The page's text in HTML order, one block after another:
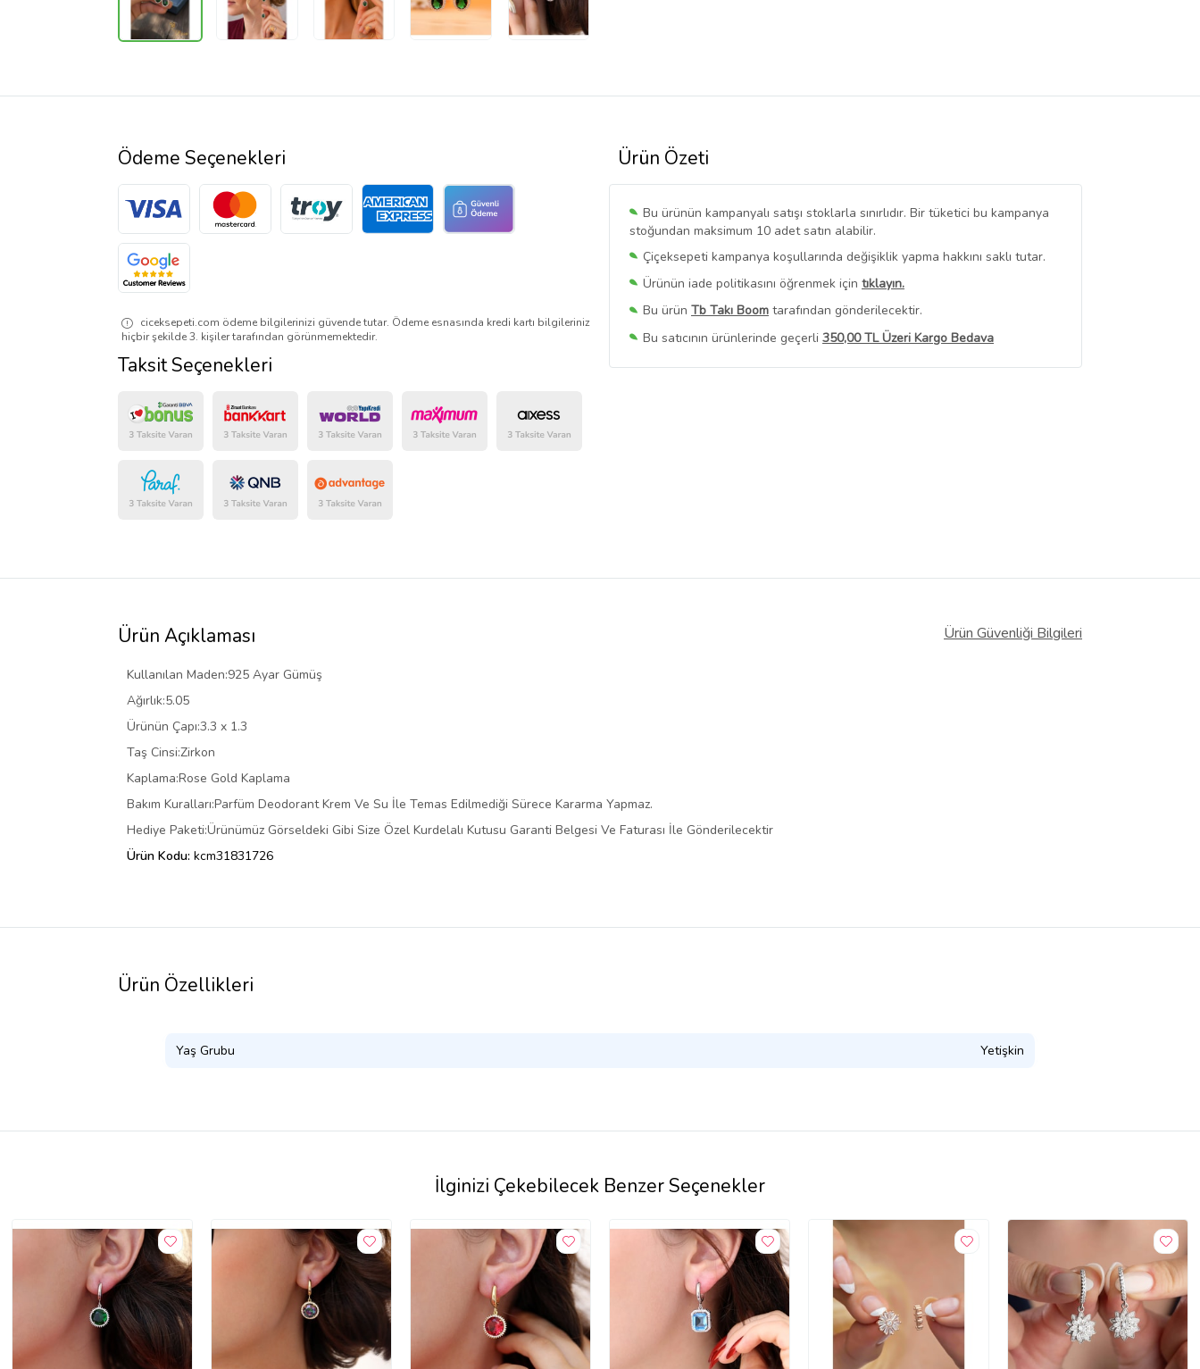
Ürün Özeti
Bu ürünün kampanyalı satışı stoklarla sınırlıdır. Bir tüketici bu kampanya
stoğundan maksimum 10 adet satın alabilir.
Çiçeksepeti kampanya koşullarında değişiklik yapma hakkını saklı tutar.
Ürünün iade politikasını öğrenmek için tıklayın.
Bu ürün Tb Takı Boom tarafından gönderilecektir.
Bu satıcının ürünlerinde geçerli 350,00 TL Üzeri Kargo Bedava
Bu SatıcınınTüm Ürünlerini Görüntüle
Ödeme Seçenekleri
ciceksepeti.com ödeme bilgilerinizi güvende tutar. Ödeme esnasında kredi kartı bilgileriniz
hiçbir şekilde 3. kişiler tarafından görünmemektedir.
Taksit Seçenekleri
Ürün Açıklaması Ürün Güvenliği Bilgileri
Kullanılan Maden:925 Ayar Gümüş
Ağırlık:5.05
Ürünün Çapı:3.3 x 1.3
Taş Cinsi:Zirkon
Kaplama:Rose Gold Kaplama
Bakım Kuralları:Parfüm Deodorant Krem Ve Su İle Temas Edilmediği Sürece Kararma Yapmaz.
Hediye Paketi:Ürünümüz Görseldeki Gibi Size Özel Kurdelalı Kutusu Garanti Belgesi Ve Faturası İle Gönderilecektir
Ürün Kodu: kcm31831726
Ürün Özellikleri
Yaş Grubu Yetişkin
İlginizi Çekebilecek Benzer Seçenekler